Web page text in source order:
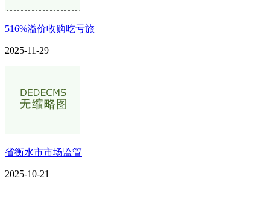
516%溢价收购吃亏旅
2025-11-29
省衡水市市场监管
2025-10-21